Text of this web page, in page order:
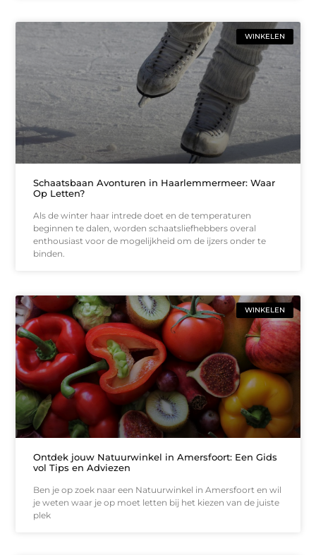
WINKELEN
Schaatsbaan Avonturen in Haarlemmermeer: Waar
Op Letten?
Als de winter haar intrede doet en de temperaturen
beginnen te dalen, worden schaatsliefhebbers overal
enthousiast voor de mogelijkheid om de ijzers onder te
binden.
WINKELEN
Ontdek jouw Natuurwinkel in Amersfoort: Een Gids
vol Tips en Adviezen
Ben je op zoek naar een Natuurwinkel in Amersfoort en wil
je weten waar je op moet letten bij het kiezen van de juiste
plek